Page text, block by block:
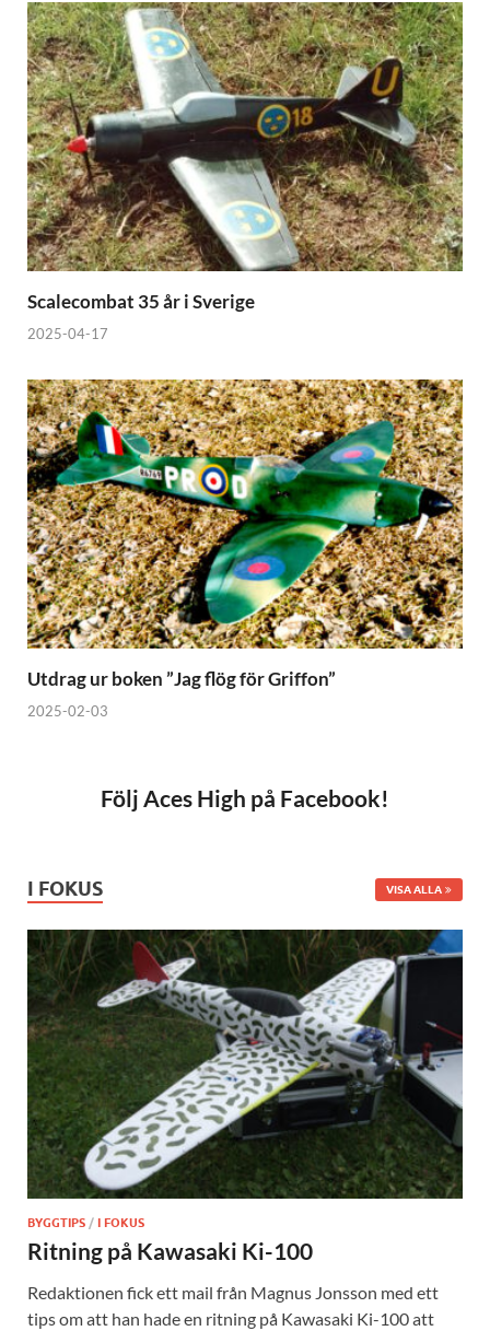
Scalecombat 35 år i Sverige
2025-04-17
Utdrag ur boken ”Jag flög för Griffon”
2025-02-03
Följ Aces High på Facebook!
I FOKUS VISA ALLA
BYGGTIPS / I FOKUS
Ritning på Kawasaki Ki-100
Redaktionen fick ett mail från Magnus Jonsson med ett
tips om att han hade en ritning på Kawasaki Ki-100 att